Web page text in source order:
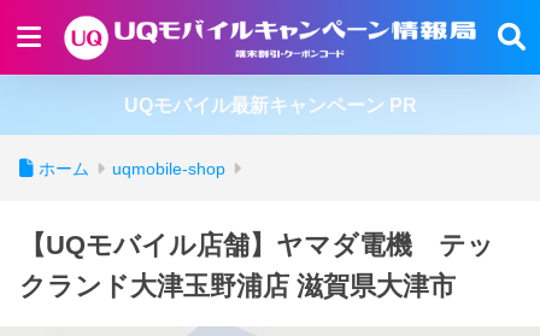
UQモバイル最新キャンペーン PR
ホーム uqmobile-shop
【UQモバイル店舗】ヤマダ電機 テッ
クランド大津玉野浦店 滋賀県大津市